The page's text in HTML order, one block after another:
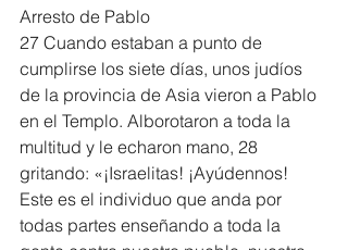
Arresto de Pablo
27 Cuando estaban a punto de
cumplirse los siete días, unos judíos
de la provincia de Asia vieron a Pablo
en el Templo. Alborotaron a toda la
multitud y le echaron mano, 28
gritando: «¡Israelitas! ¡Ayúdennos!
Este es el individuo que anda por
todas partes enseñando a toda la